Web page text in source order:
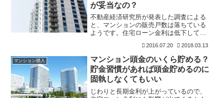
が妥当なの？
不動産経済研究所が発表した調査による
と、マンションの販売戸数は落ちている
ようです。住宅ローン金利は低下してい
ありますが、販売価格が上がっているこ
とが「売れない市場」になっている要因
のようですね。子どもが生
2016.07.20 2018.03.13
マンション購入
マンション頭金のいくら貯める？
貯金習慣があれば頭金貯めるのに
固執しなくてもいい
じわりと長期金利が上がっているので、